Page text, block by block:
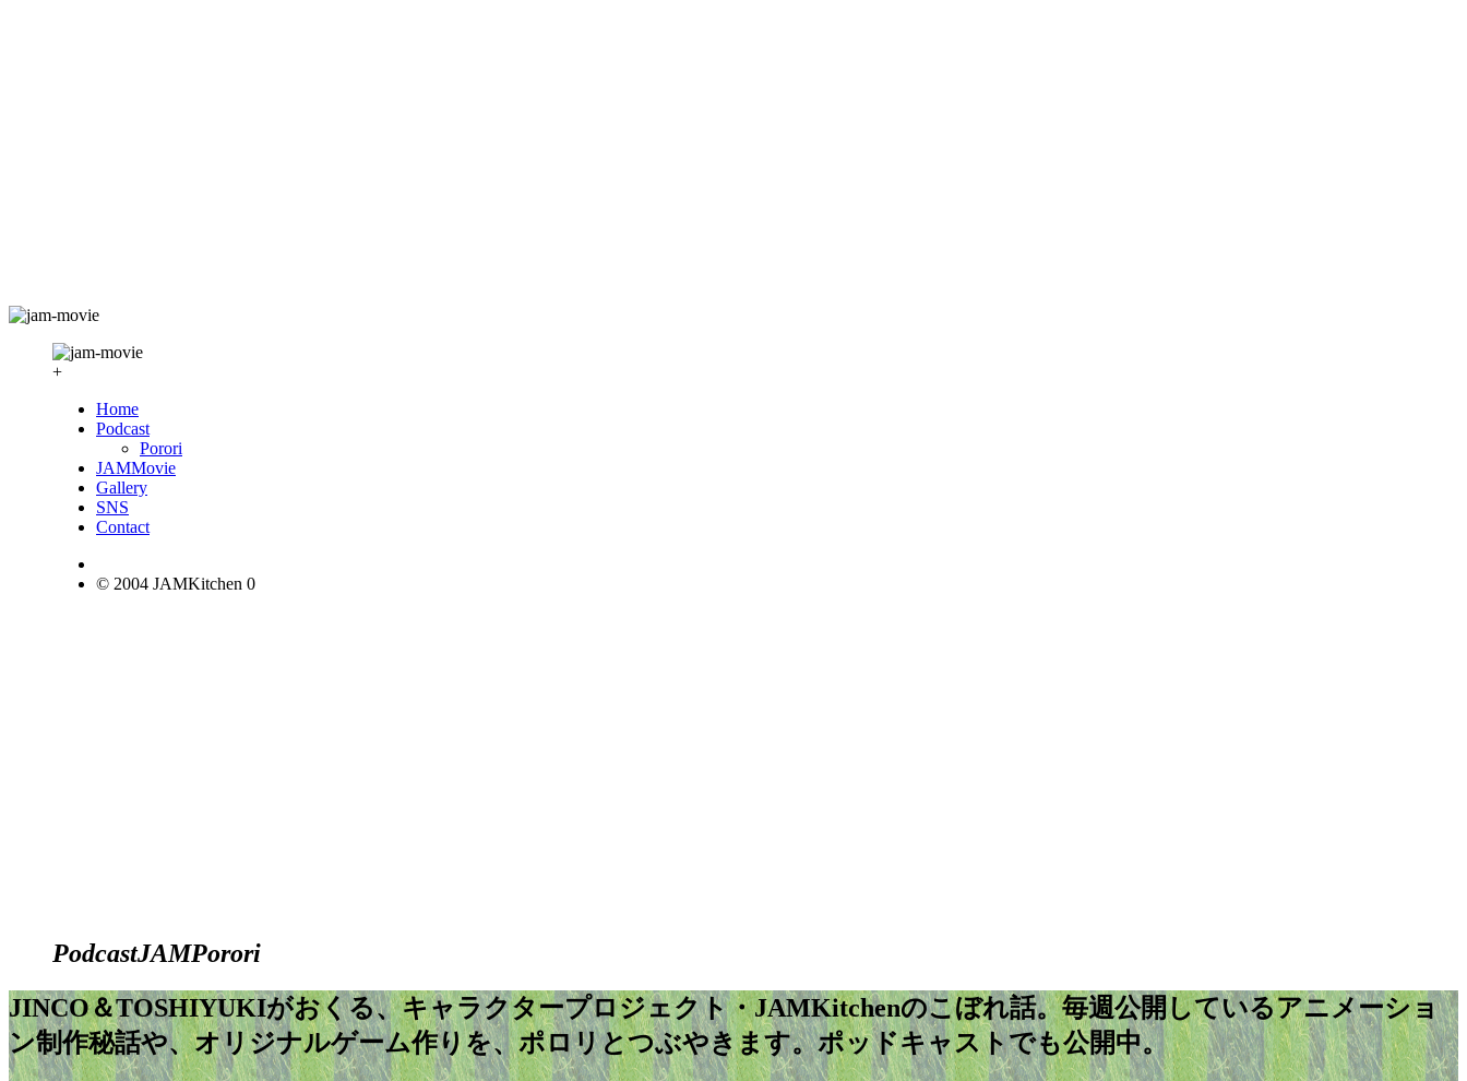
+
Home
Podcast
Porori
JAMMovie
Gallery
SNS
Contact
© 2004 JAMKitchen 0
PodcastJAMPorori
JINCO＆TOSHIYUKIがおくる、キャラクタープロジェクト・JAMKitchenのこぼれ話。毎週公開しているアニメーショ
ン制作秘話や、オリジナルゲーム作りを、ポロリとつぶやきます。ポッドキャストでも公開中。